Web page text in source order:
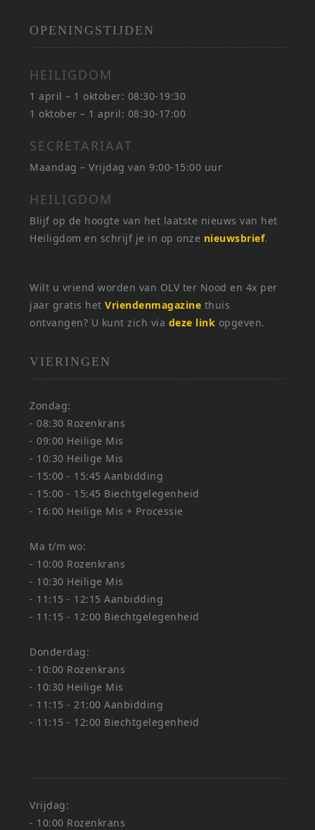
OPENINGSTIJDEN
HEILIGDOM
1 april – 1 oktober: 08:30-19:30
1 oktober – 1 april: 08:30-17:00
SECRETARIAAT
Maandag – Vrijdag van 9:00-15:00 uur
HEILIGDOM
Blijf op de hoogte van het laatste nieuws van het
Heiligdom en schrijf je in op onze nieuwsbrief.
Wilt u vriend worden van OLV ter Nood en 4x per
jaar gratis hetVriendenmagazine thuis
ontvangen? U kunt zich via deze link opgeven.
VIERINGEN
Zondag:
- 08:30 Rozenkrans
- 09:00 Heilige Mis
- 10:30 Heilige Mis
- 15:00 - 15:45 Aanbidding
- 15:00 - 15:45 Biechtgelegenheid
- 16:00 Heilige Mis + Processie
Ma t/m wo:
- 10:00 Rozenkrans
- 10:30 Heilige Mis
- 11:15 - 12:15 Aanbidding
- 11:15 - 12:00 Biechtgelegenheid
Donderdag:
- 10:00 Rozenkrans
- 10:30 Heilige Mis
- 11:15 - 21:00 Aanbidding
- 11:15 - 12:00 Biechtgelegenheid
Vrijdag:
- 10:00 Rozenkrans